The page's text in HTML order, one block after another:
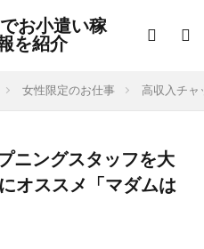
女性限定のお仕事 高収入チャ
ニングスタッフを大
オススメ「マダムは